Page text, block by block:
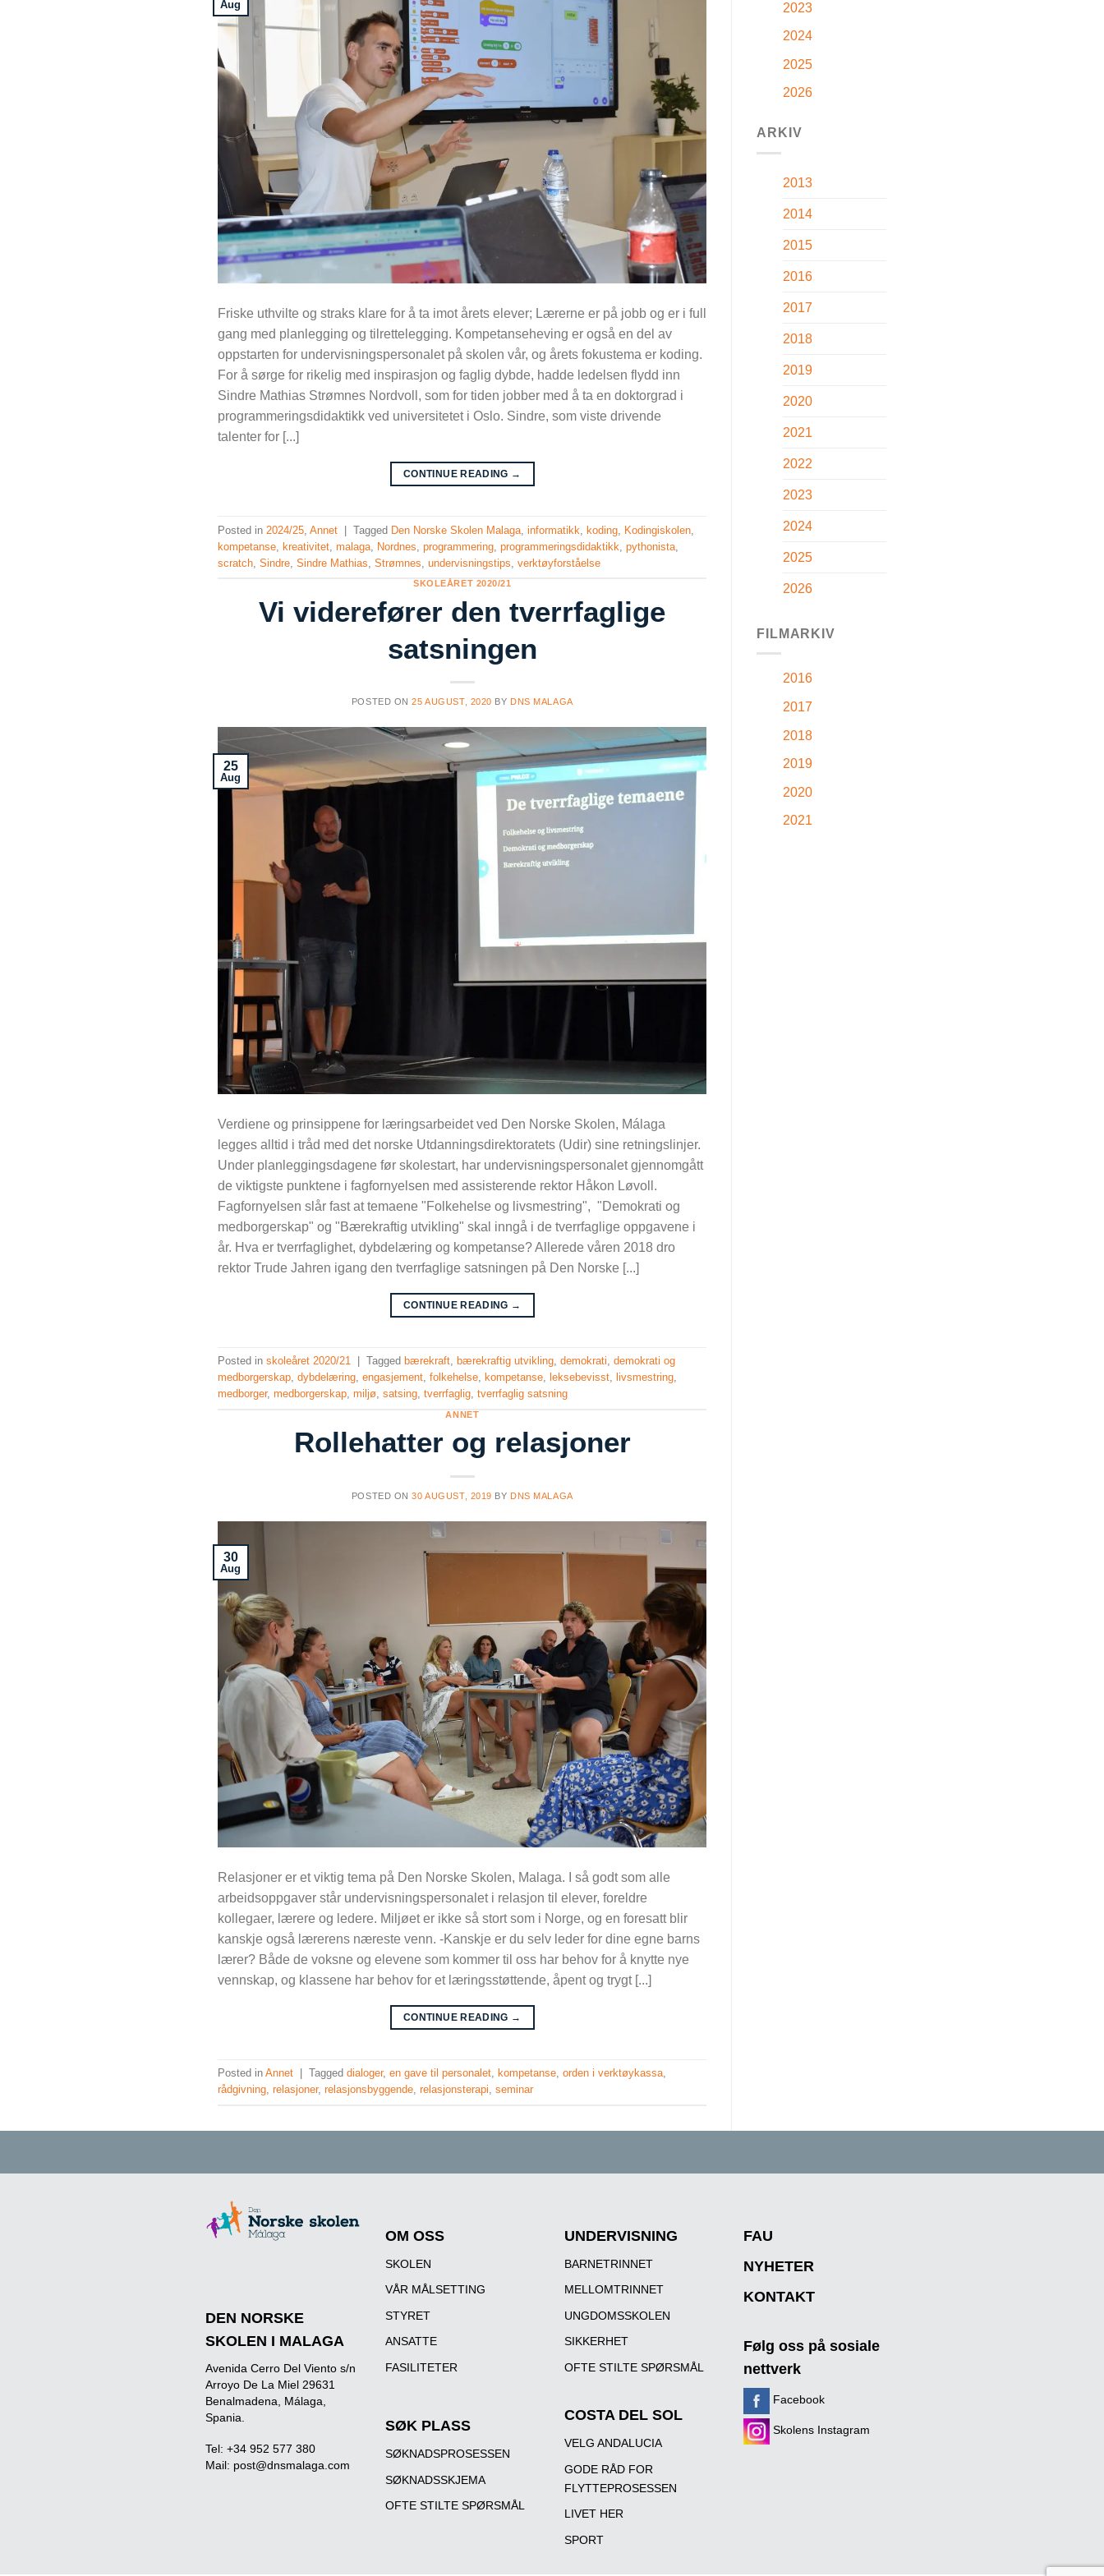
Aug
Friske uthvilte og straks klare for å ta imot årets elever; Lærerne er på jobb og er i full
gang med planlegging og tilrettelegging. Kompetanseheving er også en del av
oppstarten for undervisningspersonalet på skolen vår, og årets fokustema er koding.
For å sørge for rikelig med inspirasjon og faglig dybde, hadde ledelsen flydd inn
Sindre Mathias Strømnes Nordvoll, som for tiden jobber med å ta en doktorgrad i
programmeringsdidaktikk ved universitetet i Oslo. Sindre, som viste drivende
talenter for [...]
CONTINUE READING →
Posted in 2024/25 ,Annet | Tagged Den Norske Skolen Malaga ,informatikk ,koding Kodingiskolen
kompetanse ,kreativitet ,malaga Nordnes ,programmering ,programmeringsdidaktikk ,pythonista
scratch ,Sindre ,Sindre Mathias ,Strømnes ,undervisningstips ,verktøyforståelse
SKOLEÅRET 2020/21
Vi viderefører den tverrfaglige
satsningen
POSTED ON25 AUGUST, 2020 BY DNS MALAGA
25
Aug
Verdiene og prinsippene for læringsarbeidet ved Den Norske Skolen, Málaga
legges alltid i tråd med det norske Utdanningsdirektoratets (Udir) sine retningslinjer.
Under planleggingsdagene før skolestart, har undervisningspersonalet gjennomgått
de viktigste punktene i fagfornyelsen med assisterende rektor Håkon Løvoll.
Fagfornyelsen slår fast at temaene "Folkehelse og livsmestring", "Demokrati og
medborgerskap" og "Bærekraftig utvikling" skal inngå i de tverrfaglige oppgavene i
år. Hva er tverrfaglighet, dybdelæring og kompetanse? Allerede våren 2018 dro
rektor Trude Jahren igang den tverrfaglige satsningen på Den Norske [...]
CONTINUE READING →
Posted inskoleåret 2020/21 Tagged bærekraft, bærekraftig utvikling,demokrati,demokrati og
medborgerskap,dybdelæring,engasjement,folkehelse, kompetanse, leksebevisst, livsmestring,
medborger,medborgerskap,miljø,satsing,tverrfaglig,tverrfaglig satsning
ANNET
Rollehatter og relasjoner
POSTED ON30 AUGUST, 2019 BY DNS MALAGA
30
Aug
Relasjoner er et viktig tema på Den Norske Skolen, Malaga. I så godt som alle
arbeidsoppgaver står undervisningspersonalet i relasjon til elever, foreldre
kollegaer, lærere og ledere. Miljøet er ikke så stort som i Norge, og en foresatt blir
kanskje også lærerens næreste venn. -Kanskje er du selv leder for dine egne barns
lærer? Både de voksne og elevene som kommer til oss har behov for å knytte nye
vennskap, og klassene har behov for et læringsstøttende, åpent og trygt [...]
CONTINUE READING →
Posted inAnnet Taggeddialoger,en gave til personalet, kompetanse,orden i verktøykassa,
rådgivning,relasjoner,relasjonsbyggende,relasjonsterapi,seminar
2023
2024
2025
2026
ARKIV
2013
2014
2015
2016
2017
2018
2019
2020
2021
2022
2023
2024
2025
2026
FILMARKIV
2016
2017
2018
2019
2020
2021
DEN NORSKE
SKOLEN I MALAGA
Avenida Cerro Del Viento s/n
Arroyo De La Miel 29631
Benalmadena, Málaga,
Spania.
Tel: +34 952 577 380
Mail: post@dnsmalaga.com
OM OSS
SKOLEN
VÅR MÅLSETTING
STYRET
ANSATTE
FASILITETER
SØK PLASS
SØKNADSPROSESSEN
SØKNADSSKJEMA
OFTE STILTE SPØRSMÅL
UNDERVISNING
BARNETRINNET
MELLOMTRINNET
UNGDOMSSKOLEN
SIKKERHET
OFTE STILTE SPØRSMÅL
COSTA DEL SOL
VELG ANDALUCIA
GODE RÅD FOR
FLYTTEPROSESSEN
LIVET HER
SPORT
FAU
NYHETER
KONTAKT
Følg oss på sosiale
nettverk
Facebook
Skolens Instagram